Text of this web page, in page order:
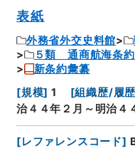
表紙
外務省外交史料館
５類 通商航海条約
新条約彙纂
[規模] 1 [組織歴/履
治４４年２月～明治４
[レファレンスコード]